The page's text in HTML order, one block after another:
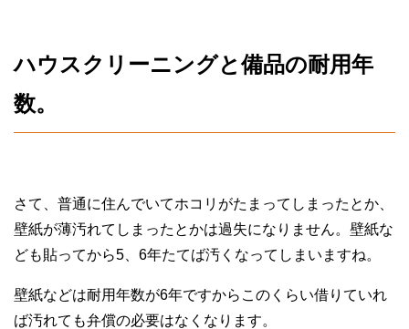
ハウスクリーニングと備品の耐用年
数。
さて、普通に住んでいてホコリがたまってしまったとか、
壁紙が薄汚れてしまったとかは過失になりません。壁紙な
ども貼ってから5、6年たてば汚くなってしまいますね。
壁紙などは耐用年数が6年ですからこのくらい借りていれ
ば汚れても弁償の必要はなくなります。